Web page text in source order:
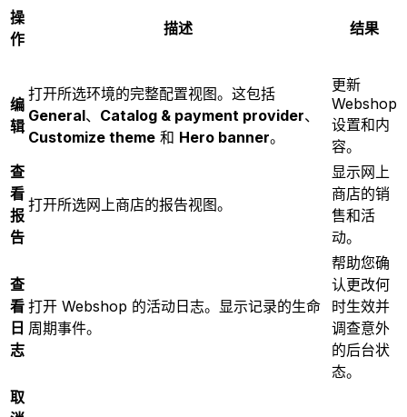
操
作
描述 结果
编
辑
打开所选环境的完整配置视图。这包括
General、 Catalog & payment provider、
Customize theme 和 Hero banner。
更新
Webshop
设置和内
容。
查
看
报
告
打开所选网上商店的报告视图。
显示网上
商店的销
售和活
动。
查
看
日
志
打开 Webshop 的活动日志。显示记录的生命
周期事件。
帮助您确
认更改何
时生效并
调查意外
的后台状
态。
取